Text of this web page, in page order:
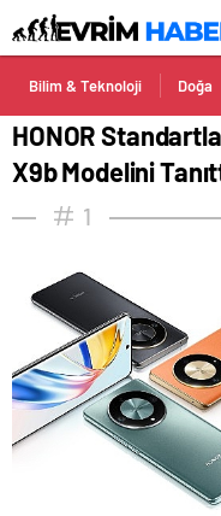
Bilim & Teknoloji Doğa
HONOR
X9b Modelini
1